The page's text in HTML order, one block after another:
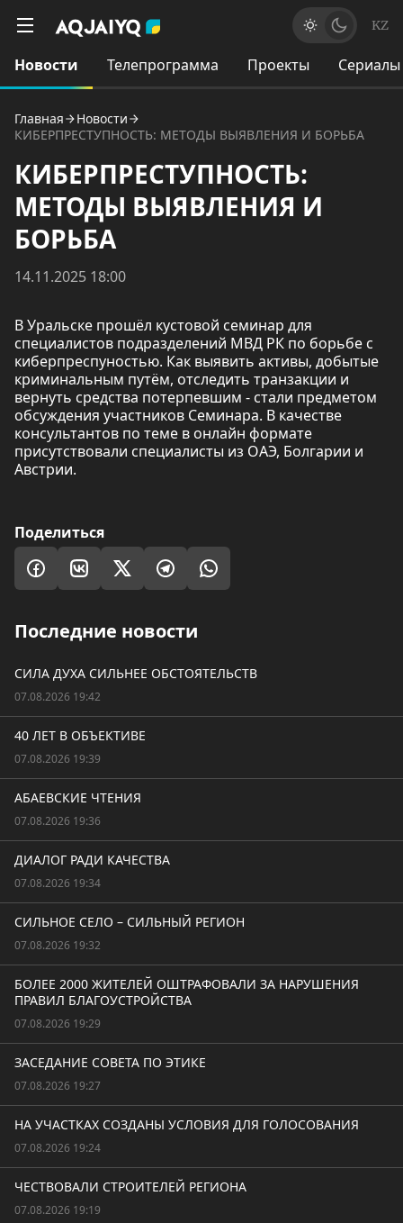
KZ
Новости Телепрограмма Проекты Сериалы
Главная
Новости
КИБЕРПРЕСТУПНОСТЬ: МЕТОДЫ ВЫЯВЛЕНИЯ И БОРЬБА
КИБЕРПРЕСТУПНОСТЬ:
МЕТОДЫ ВЫЯВЛЕНИЯ И
БОРЬБА
14.11.2025 18:00
В Уральске прошёл кустовой семинар для
специалистов подразделений МВД РК по борьбе с
киберпреспуностью. Как выявить активы, добытые
криминальным путём, отследить транзакции и
вернуть средства потерпевшим - стали предметом
обсуждения участников Семинара. В качестве
консультантов по теме в онлайн формате
присутствовали специалисты из ОАЭ, Болгарии и
Австрии.
Поделиться
Последние новости
СИЛА ДУХА СИЛЬНЕЕ ОБСТОЯТЕЛЬСТВ
07.08.2026 19:42
40 ЛЕТ В ОБЪЕКТИВЕ
07.08.2026 19:39
АБАЕВСКИЕ ЧТЕНИЯ
07.08.2026 19:36
ДИАЛОГ РАДИ КАЧЕСТВА
07.08.2026 19:34
СИЛЬНОЕ СЕЛО – СИЛЬНЫЙ РЕГИОН
07.08.2026 19:32
БОЛЕЕ 2000 ЖИТЕЛЕЙ ОШТРАФОВАЛИ ЗА НАРУШЕНИЯ
ПРАВИЛ БЛАГОУСТРОЙСТВА
07.08.2026 19:29
ЗАСЕДАНИЕ СОВЕТА ПО ЭТИКЕ
07.08.2026 19:27
НА УЧАСТКАХ СОЗДАНЫ УСЛОВИЯ ДЛЯ ГОЛОСОВАНИЯ
07.08.2026 19:24
ЧЕСТВОВАЛИ СТРОИТЕЛЕЙ РЕГИОНА
07.08.2026 19:19